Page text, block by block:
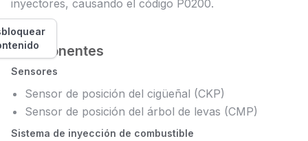
inyectores, causando el código P0200.
Componentes
Sensores
Sensor de posición del cigüeñal (CKP)
Sensor de posición del árbol de levas (CMP)
Sistema de inyección de combustible